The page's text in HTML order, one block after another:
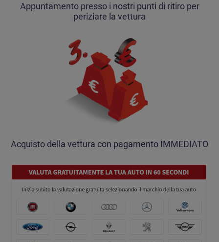
Appuntamento presso i nostri punti di ritiro per
periziare la vettura
Acquisto della vettura con pagamento IMMEDIATO